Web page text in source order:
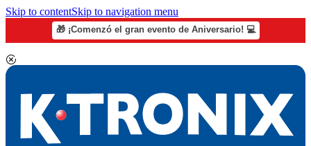
Skip to contentSkip to navigation menu
🎁 ¡Comenzó el gran evento de Aniversario! 💻